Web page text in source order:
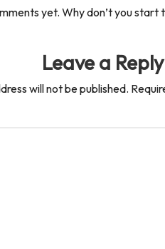
yet. Why don’t you start
Leave a Reply
will not be published.